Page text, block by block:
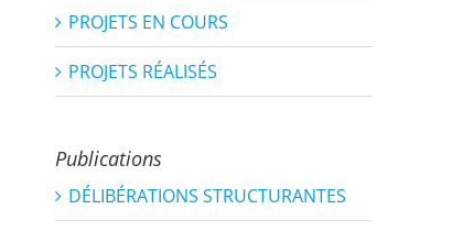
PROJETS EN COURS
PROJETS RÉALISÉS
Publications
DÉLIBÉRATIONS STRUCTURANTES